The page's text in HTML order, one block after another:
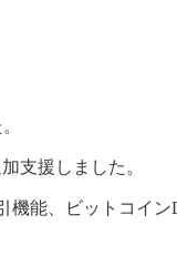
支援しました。
能、ビットコイ